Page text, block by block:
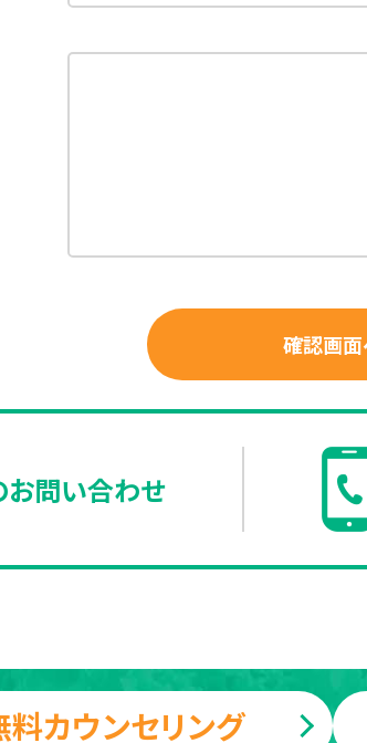
お問い合わせ
料カウンセリング